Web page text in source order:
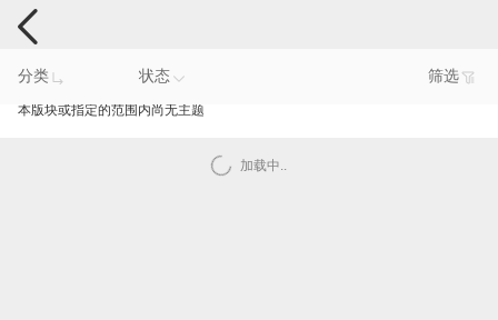
手机反馈
分类 状态 筛选
本版块或指定的范围内尚无主题
加载中..